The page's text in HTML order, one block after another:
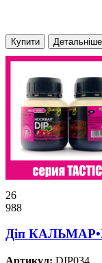
Купити Детальніше
26
988
Дiп
Артикул: DIP034